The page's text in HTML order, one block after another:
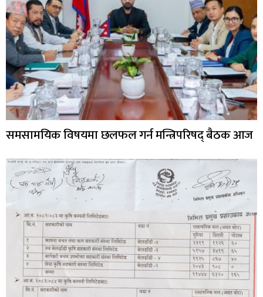
समसामयिक विषयमा छलफल गर्न मन्त्रिपरिषद् बैठक आज